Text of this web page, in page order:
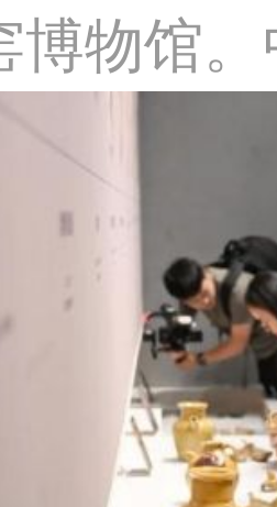
博物馆